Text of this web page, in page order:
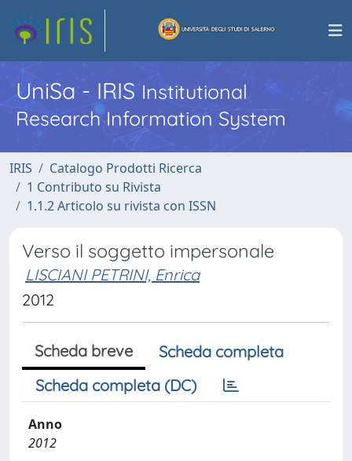
UniSa - IRISInstitutional
Research Information System
IRIS
Catalogo Prodotti Ricerca
1 Contributo su Rivista
1.1.2 Articolo su rivista con ISSN
Verso il soggetto impersonale
LISCIANI PETRINI, Enrica
2012
Scheda breve
Scheda completa
Scheda completa (DC)
Anno
2012